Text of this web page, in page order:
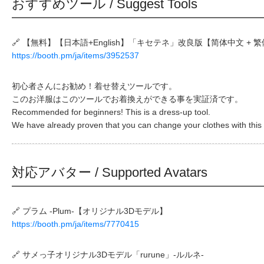
おすすめツール / Suggest Tools
🔗 【無料】【日本語+English】「キセテネ」改良版【简体中文 + 繁
https://booth.pm/ja/items/3952537
初心者さんにお勧め！着せ替えツールです。
このお洋服はこのツールでお着換えができる事を実証済です。
Recommended for beginners! This is a dress-up tool.
We have already proven that you can change your clothes with this
対応アバター / Supported Avatars
🔗 プラム -Plum-【オリジナル3Dモデル】
https://booth.pm/ja/items/7770415
🔗 サメっ子オリジナル3Dモデル「rurune」-ルルネ-